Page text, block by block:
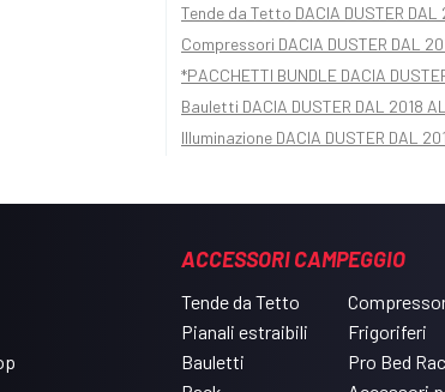
Tende da Tetto DACIA DUSTER
Compressori DACIA DUSTER DAL
*PACCHETTI BUNDLE DACIA
Bauletti DACIA DUSTER DAL 2018
Illuminazione DACIA DUSTER DAL
ACCESSORI CAMPEGGIO
Tende da Tetto
Pianali estraibili
Bauletti
Frigoriferi
Pro Bed